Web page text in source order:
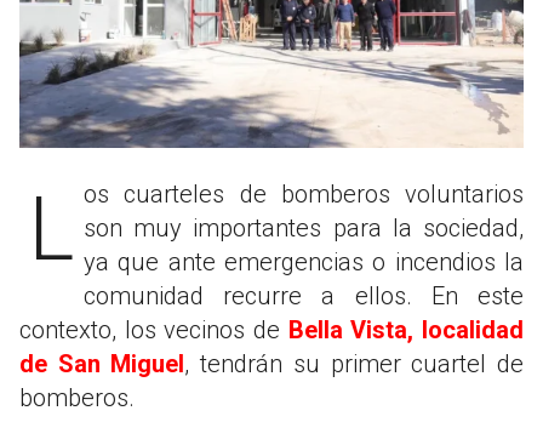
Los cuarteles de bomberos voluntarios son muy importantes para la sociedad,
ya que ante emergencias o incendios la
comunidad recurre a ellos. En este
contexto, los vecinos de Bella Vista, localidad
de San Miguel, tendrán su primer cuartel de
bomberos.